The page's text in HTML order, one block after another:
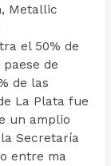
Metallic
el 50% de
de
de las
La Plata fue
un amplio
Secretaría
entre ma